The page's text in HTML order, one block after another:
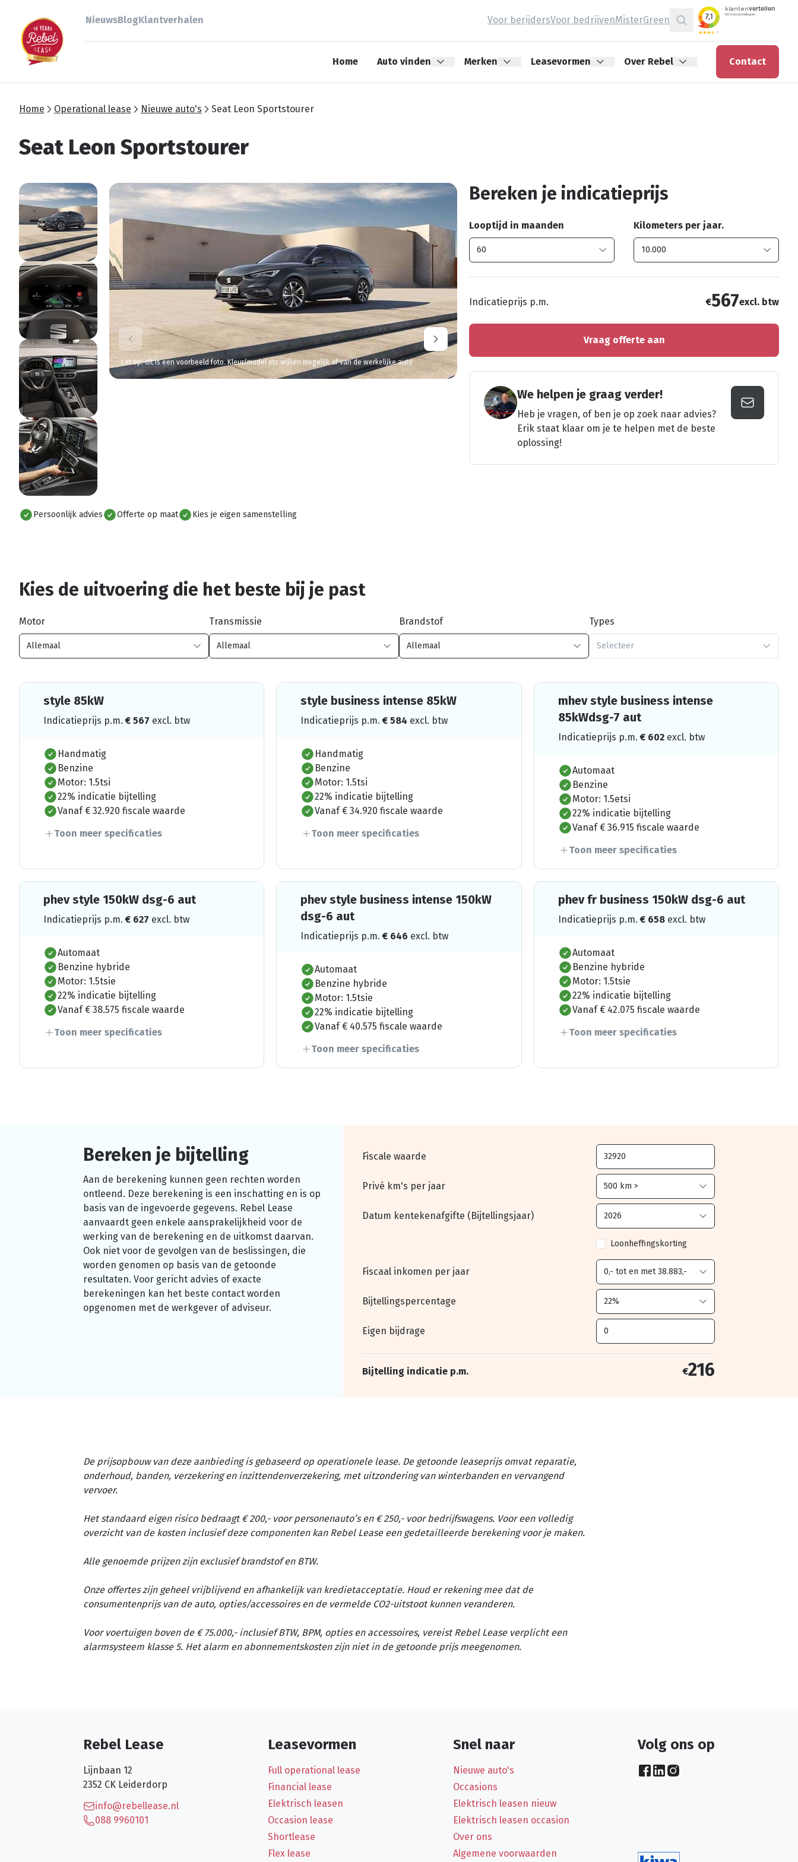
NieuwsBlogKlantverhalen Voor berijdersVoor bedrijvenMisterGreen
Zoeken
Home Auto vinden Merken Leasevormen Over Rebel Contact
Home Operational lease Nieuwe auto's Seat Leon Sportstourer
Seat Leon Sportstourer
Alles bekijken
Let op: dit is een voorbeeld foto. Kleur/model etc wijken mogelijk af van de werkelijke auto
Persoonlijk advies Offerte op maat Kies je eigen samenstelling
Bereken je indicatieprijs
Looptijd in maanden Kilometers per jaar.
Indicatieprijs p.m. €567excl. btw
Vraag offerte aan
We helpen je graag verder!
Heb je vragen, of ben je op zoek naar advies?
Erik staat klaar om je te helpen met de beste
oplossing!
Kies de uitvoering die het beste bij je past
Motor Transmissie Brandstof Types
Selecteer
style 85kW
Indicatieprijs p.m.€ 567 excl. btw
Handmatig
Benzine
Motor: 1.5tsi
22% indicatie bijtelling
Vanaf € 32.920 fiscale waarde
Toon meer specificaties
style business intense 85kW
Indicatieprijs p.m.€ 584 excl. btw
Handmatig
Benzine
Motor: 1.5tsi
22% indicatie bijtelling
Vanaf € 34.920 fiscale waarde
Toon meer specificaties
mhev style business intense
85kWdsg-7 aut
Indicatieprijs p.m.€ 602 excl. btw
Automaat
Benzine
Motor: 1.5etsi
22% indicatie bijtelling
Vanaf € 36.915 fiscale waarde
Toon meer specificaties
phev style 150kW dsg-6 aut
Indicatieprijs p.m.€ 627 excl. btw
Automaat
Benzine hybride
Motor: 1.5tsie
22% indicatie bijtelling
Vanaf € 38.575 fiscale waarde
Toon meer specificaties
phev style business intense 150kW
dsg-6 aut
Indicatieprijs p.m.€ 646 excl. btw
Automaat
Benzine hybride
Motor: 1.5tsie
22% indicatie bijtelling
Vanaf € 40.575 fiscale waarde
Toon meer specificaties
phev fr business 150kW dsg-6 aut
Indicatieprijs p.m.€ 658 excl. btw
Automaat
Benzine hybride
Motor: 1.5tsie
22% indicatie bijtelling
Vanaf € 42.075 fiscale waarde
Toon meer specificaties
Bereken je bijtelling
Aan de berekening kunnen geen rechten worden
ontleend. Deze berekening is een inschatting en is op
basis van de ingevoerde gegevens. Rebel Lease
aanvaardt geen enkele aansprakelijkheid voor de
werking van de berekening en de uitkomst daarvan.
Ook niet voor de gevolgen van de beslissingen, die
worden genomen op basis van de getoonde
resultaten. Voor gericht advies of exacte
berekeningen kan het beste contact worden
opgenomen met de werkgever of adviseur.
Fiscale waarde
Privé km's per jaar
Datum kentekenafgifte (Bijtellingsjaar)
Loonheffingskorting
Fiscaal inkomen per jaar
Bijtellingspercentage
Eigen bijdrage
Bijtelling indicatie p.m. €216
De prijsopbouw van deze aanbieding is gebaseerd op operationele lease. De getoonde leaseprijs omvat reparatie,
onderhoud, banden, verzekering en inzittendenverzekering, met uitzondering van winterbanden en vervangend
vervoer.
Het standaard eigen risico bedraagt € 200,- voor personenauto’s en € 250,- voor bedrijfswagens. Voor een volledig
overzicht van de kosten inclusief deze componenten kan Rebel Lease een gedetailleerde berekening voor je maken.
Alle genoemde prijzen zijn exclusief brandstof en BTW.
Onze offertes zijn geheel vrijblijvend en afhankelijk van kredietacceptatie. Houd er rekening mee dat de
consumentenprijs van de auto, opties/accessoires en de vermelde CO2-uitstoot kunnen veranderen.
Voor voertuigen boven de € 75.000,- inclusief BTW, BPM, opties en accessoires, vereist Rebel Lease verplicht een
alarmsysteem klasse 5. Het alarm en abonnementskosten zijn niet in de getoonde prijs meegenomen.
Rebel Lease
Lijnbaan 12
2352 CK Leiderdorp
info@rebellease.nl
088 9960101
Leasevormen
Full operational lease
Financial lease
Elektrisch leasen
Occasion lease
Shortlease
Flex lease
Snel naar
Nieuwe auto's
Occasions
Elektrisch leasen nieuw
Elektrisch leasen occasion
Over ons
Algemene voorwaarden
Volg ons op